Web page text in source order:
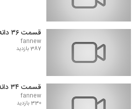
قسمت ۳۶ دانه های مروارید
fannew
387 بازدید
قسمت ۳۴ دانه مروارید
fannew
330 بازدید